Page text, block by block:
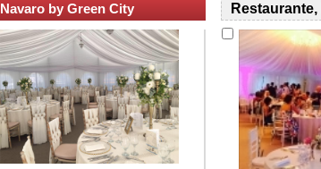
Navaro by Green City